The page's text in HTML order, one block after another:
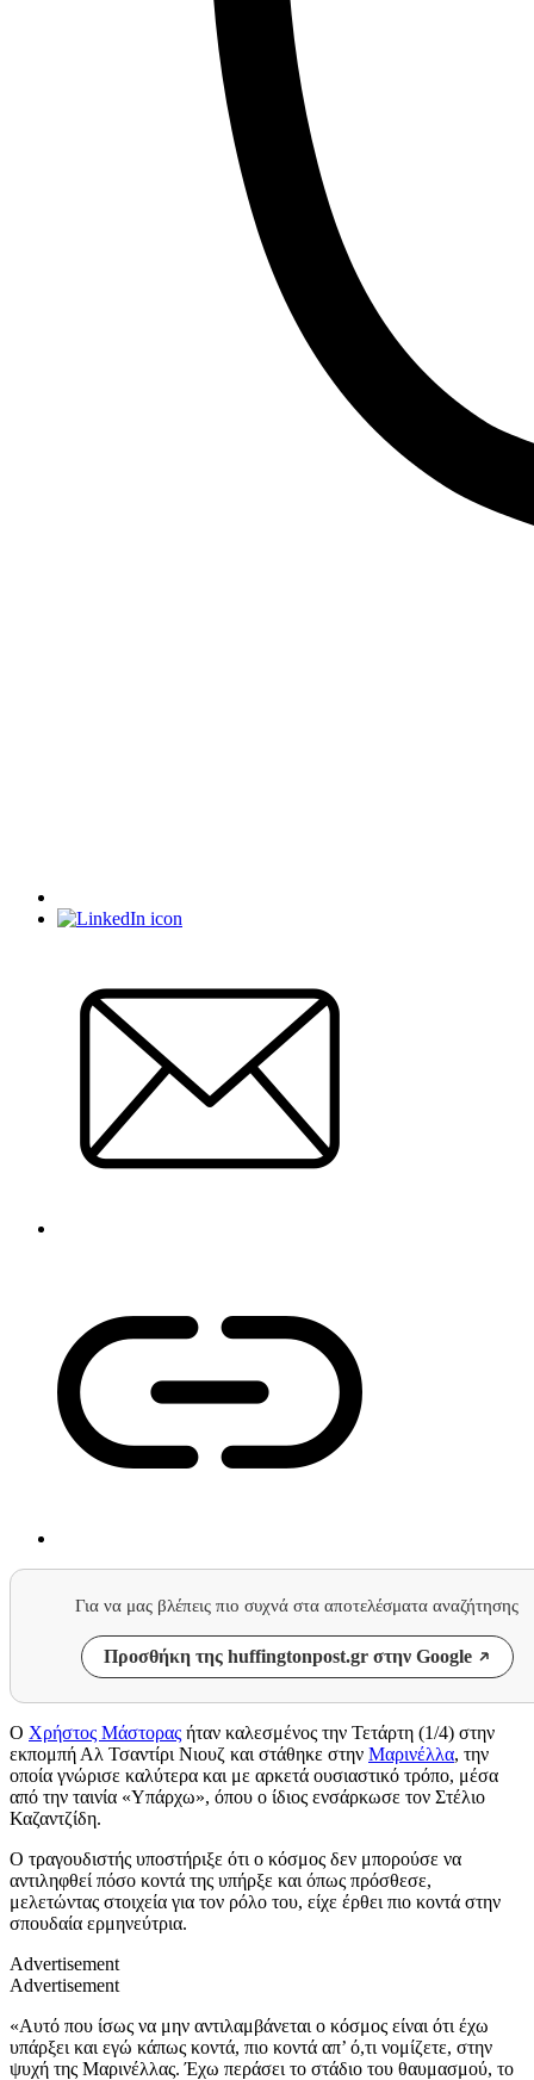
Για να μας βλέπεις πιο συχνά στα αποτελέσματα αναζήτησης
Προσθήκη της huffingtonpost.gr στην Google
Ο Χρήστος Μάστορας ήταν καλεσμένος την Τετάρτη (1/4) στην
εκπομπή Αλ Τσαντίρι Νιουζ και στάθηκε στην Μαρινέλλα, την
οποία γνώρισε καλύτερα και με αρκετά ουσιαστικό τρόπο, μέσα
από την ταινία «Υπάρχω», όπου ο ίδιος ενσάρκωσε τον Στέλιο
Καζαντζίδη.
Ο τραγουδιστής υποστήριξε ότι ο κόσμος δεν μπορούσε να
αντιληφθεί πόσο κοντά της υπήρξε και όπως πρόσθεσε,
μελετώντας στοιχεία για τον ρόλο του, είχε έρθει πιο κοντά στην
σπουδαία ερμηνεύτρια.
Advertisement
Advertisement
«Aυτό που ίσως να μην αντιλαμβάνεται ο κόσμος είναι ότι έχω
υπάρξει και εγώ κάπως κοντά, πιο κοντά απ’ ό,τι νομίζετε, στην
ψυχή της Μαρινέλλας. Έχω περάσει το στάδιο του θαυμασμού, το